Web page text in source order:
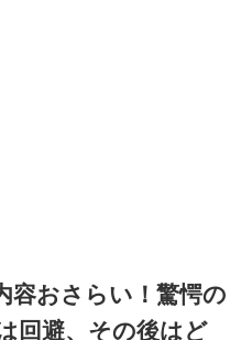
容おさらい！驚愕の
回避、その後はど